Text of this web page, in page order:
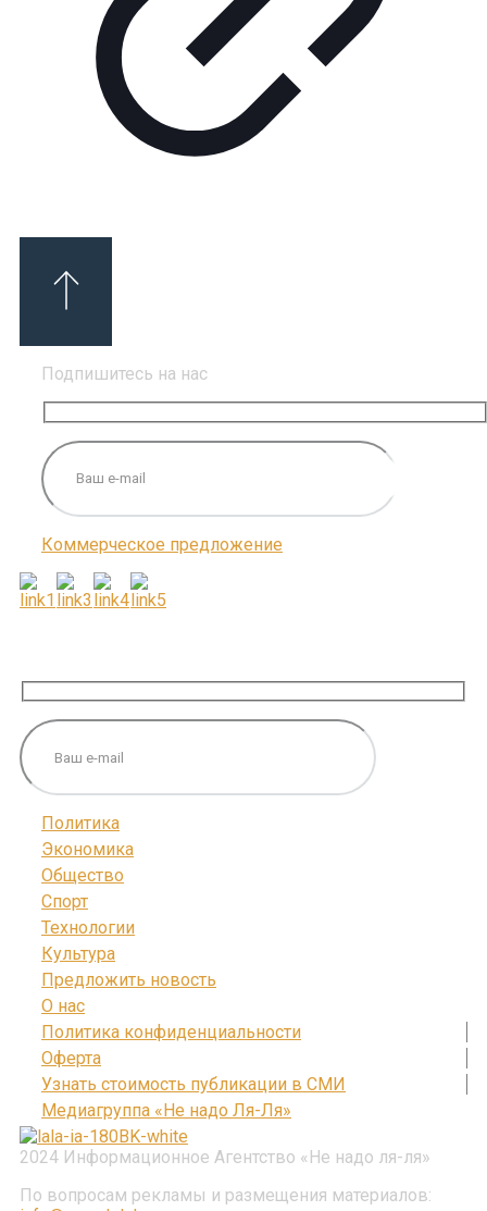
Подпишитесь на нас
Коммерческое предложение
Политика
Экономика
Общество
Спорт
Технологии
Культура
Предложить новость
О нас
2024 Информационное Агентство «Не надо ля-ля»
По вопросам рекламы и размещения материалов:
Политика конфиденциальности
Оферта
Узнать стоимость публикации в СМИ
Медиагруппа «Не надо Ля-Ля»